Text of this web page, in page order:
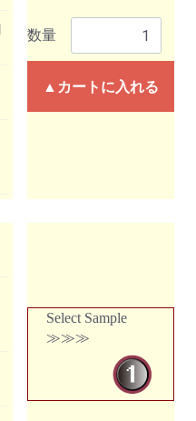
数量
▲カートに入れる
Select Sample
≫≫≫